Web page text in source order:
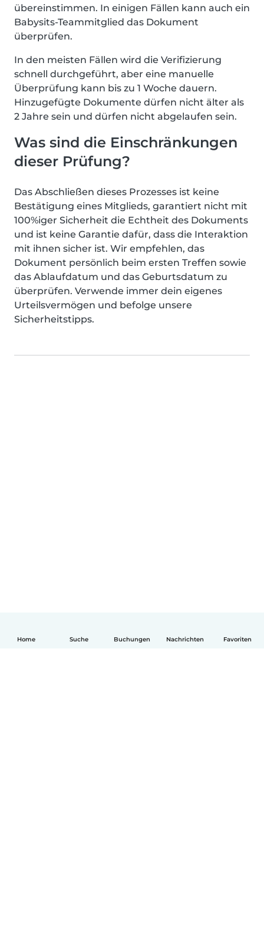
Home Suche Buchungen Nachrichten Favoriten
übereinstimmen. In einigen Fällen kann auch ein
Babysits-Teammitglied das Dokument
überprüfen.
In den meisten Fällen wird die Verifizierung
schnell durchgeführt, aber eine manuelle
Überprüfung kann bis zu 1 Woche dauern.
Hinzugefügte Dokumente dürfen nicht älter als
2 Jahre sein und dürfen nicht abgelaufen sein.
Was sind die Einschränkungen
dieser Prüfung?
Das Abschließen dieses Prozesses ist keine
Bestätigung eines Mitglieds, garantiert nicht mit
100%iger Sicherheit die Echtheit des Dokuments
und ist keine Garantie dafür, dass die Interaktion
mit ihnen sicher ist. Wir empfehlen, das
Dokument persönlich beim ersten Treffen sowie
das Ablaufdatum und das Geburtsdatum zu
überprüfen. Verwende immer dein eigenes
Urteilsvermögen und befolge unsere
Sicherheitstipps.